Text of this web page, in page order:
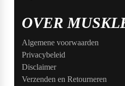
OVER
Algemene voorwaarden
Privacybeleid
Disclaimer
Verzenden en Retourneren